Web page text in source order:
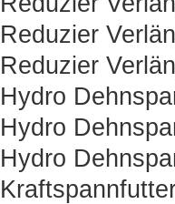
Reduzier
Reduzier
Hydro
Hydro
Hydro